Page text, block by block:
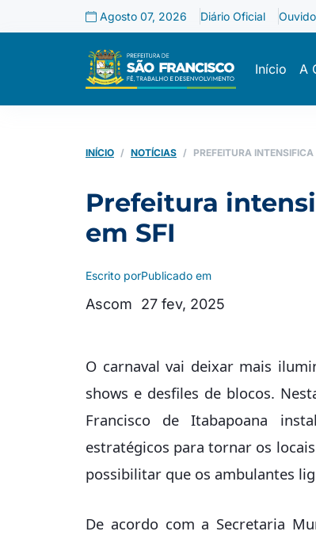
Agosto 07, 2026 Diário Oficial
Início A
INÍCIO NOTÍCIAS PREFEITURA
Prefeitura
em SFI
Escrito por
Ascom
Publicado em
27 fev, 2025
O carnaval vai deixar mais
shows e desfiles de blocos.
Francisco de Itabapoana
estratégicos para tornar os
possibilitar que os ambulantes
De acordo com a Secretaria